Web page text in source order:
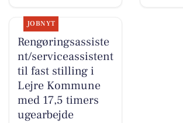
JOBNYT
Rengøringsassiste
nt/serviceassistent
til fast stilling i
Lejre Kommune
med 17,5 timers
ugearbejde